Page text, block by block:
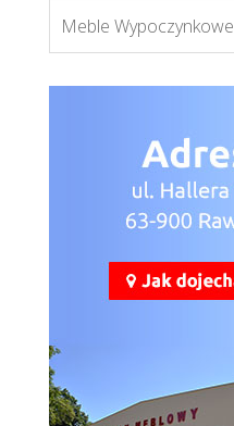
Meble Wypoczynkowe